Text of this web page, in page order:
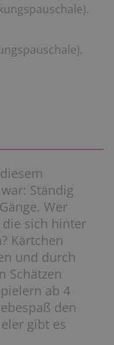
Ständig
Wer
die sich hinter
Kärtchen
und durch
Schätzen
ab 4
den
gibt es